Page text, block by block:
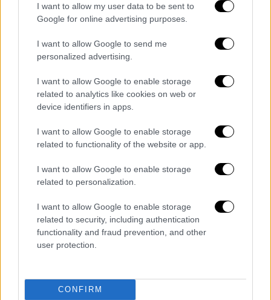
I want to allow my user data to be sent to
Google for online advertising purposes.
I want to allow Google to send me
personalized advertising.
I want to allow Google to enable storage
related to analytics like cookies on web or
device identifiers in apps.
I want to allow Google to enable storage
related to functionality of the website or app.
I want to allow Google to enable storage
related to personalization.
I want to allow Google to enable storage
related to security, including authentication
functionality and fraud prevention, and other
user protection.
CONFIRM
ανταποδοτικών δασμών τωνΗΠΑ
είναι
μεγάλη, με τις εκτιμήσεις να κινούνται από
μία αύξηση του μέσου δασμολογικού
συντελεστή κατά 5 έως 10 ποσοστιαίες
μονάδες. Ο ίδιος ο Τραμπ δήλωσε την
προηγούμενη εβδομάδα ότι τελικά οι δασμοί
θα είναι χαμηλότεροι από ό,τι αναμενόταν,
θα γνωρίζει,
σε κάθε περίπτωση, μέσα στην εβδομάδα
πόσο θα επιβαρυνθούν τα προϊόντα της και
θα απαντήσει αναλογικά.
ανταποδοτικοί δασμοί
Θεωρητικά, οι ανταποδοτικοί δασμοί θα
έπρεπε να έχουν ως στόχο μία αντιστοιχία
σε εισαγωγές από τρίτες χώρες και των